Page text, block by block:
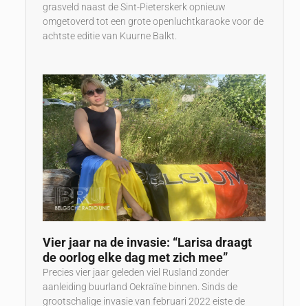
grasveld naast de Sint-Pieterskerk opnieuw
omgetoverd tot een grote openluchtkaraoke voor de
achtste editie van Kuurne Balkt.
Vier jaar na de invasie: “Larisa draagt
de oorlog elke dag met zich mee”
Precies vier jaar geleden viel Rusland zonder
aanleiding buurland Oekraïne binnen. Sinds de
grootschalige invasie van februari 2022 eiste de